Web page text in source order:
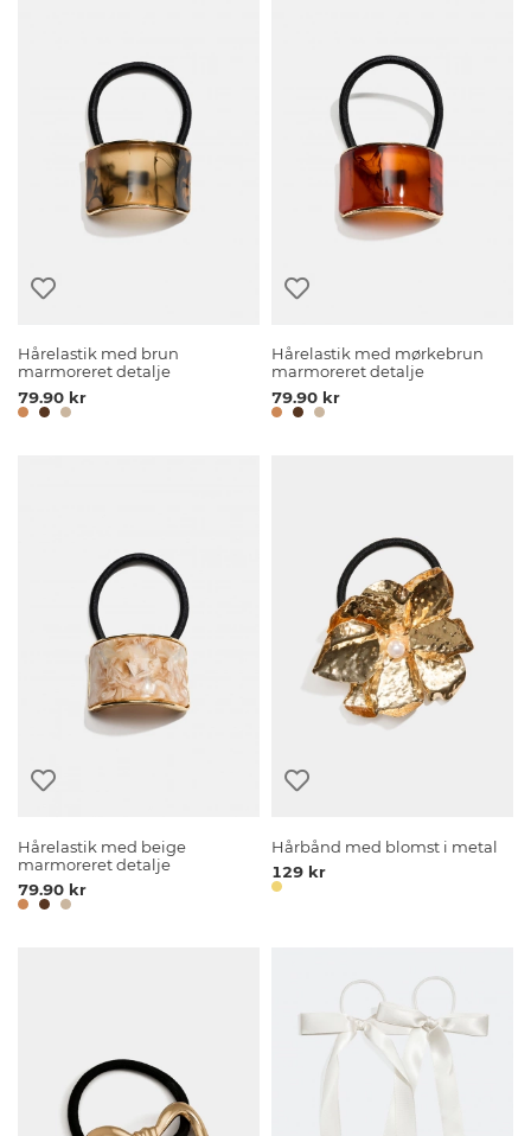
Hårelastik med brun
marmoreret detalje
79.90 kr
Hårelastik med mørkebrun
marmoreret detalje
79.90 kr
Hårelastik med beige
marmoreret detalje
79.90 kr
Hårbånd med blomst i metal
129 kr